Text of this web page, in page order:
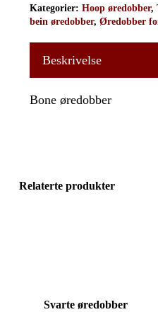
Kategorier: Hoop øredobber,
bein øredobber, Øredobber
Beskrivelse
Bone øredobber
Relaterte produkter
Svarte øredobber